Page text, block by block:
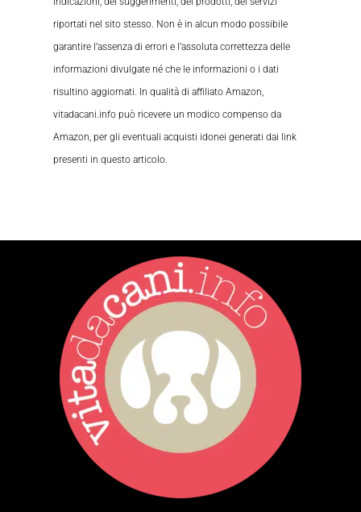
riportati nel sito stesso. Non è in alcun modo possibile
garantire l’assenza di errori e l’assoluta correttezza delle
informazioni divulgate né che le informazioni o i dati
risultino aggiornati. In qualità di affiliato Amazon,
vitadacani.info può ricevere un modico compenso da
Amazon, per gli eventuali acquisti idonei generati dai link
presenti in questo articolo.